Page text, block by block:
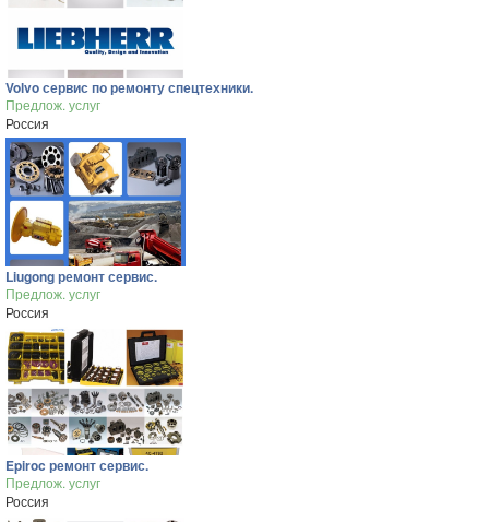
Volvo сервис по ремонту спецтехники.
Предлож. услуг
Россия
Liugong ремонт сервис.
Предлож. услуг
Россия
Epiroc ремонт сервис.
Предлож. услуг
Россия